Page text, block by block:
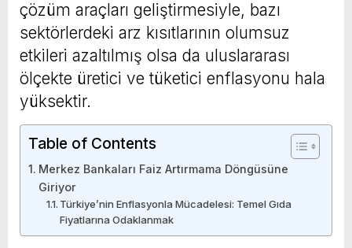
çözüm araçları geliştirmesiyle, bazı
sektörlerdeki arz kısıtlarının olumsuz
etkileri azaltılmış olsa da uluslararası
ölçekte üretici ve tüketici enflasyonu hala
yüksektir.
Table of Contents
Merkez Bankaları Faiz Artırmama Döngüsüne
Giriyor
Türkiye’nin Enflasyonla Mücadelesi: Temel Gıda
Fiyatlarına Odaklanmak